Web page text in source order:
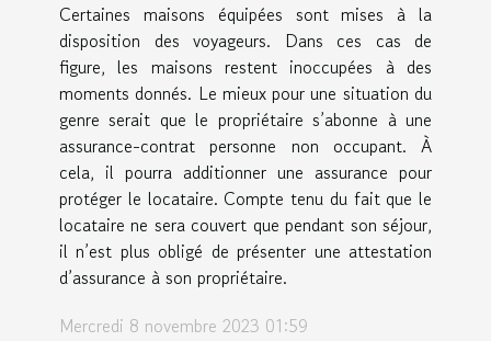
Certaines maisons équipées sont mises à la
disposition des voyageurs. Dans ces cas de
figure, les maisons restent inoccupées à des
moments donnés. Le mieux pour une situation du
genre serait que le propriétaire s’abonne à une
assurance-contrat personne non occupant. À
cela, il pourra additionner une assurance pour
protéger le locataire. Compte tenu du fait que le
locataire ne sera couvert que pendant son séjour,
il n’est plus obligé de présenter une attestation
d’assurance à son propriétaire.
Mercredi 8 novembre 2023 01:59